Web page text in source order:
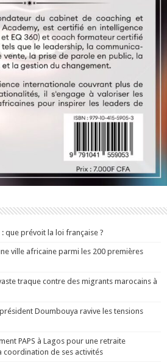
que prévoit la loi française ?
ville africaine parmi les 200 premières
traque contre des migrants marocains à
Doumbouya ravive les tensions
PAPS à Lagos pour une retraite
coordination de ses activités